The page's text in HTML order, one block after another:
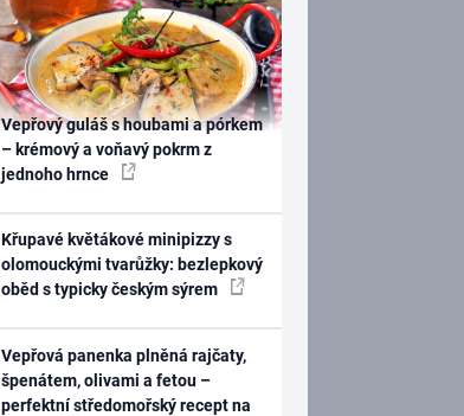
Vepřový guláš s houbami a pórkem
– krémový a voňavý pokrm z
jednoho hrnce
Křupavé květákové minipizzy s
olomouckými tvarůžky: bezlepkový
oběd s typicky českým sýrem
Vepřová panenka plněná rajčaty,
špenátem, olivami a fetou –
perfektní středomořský recept na